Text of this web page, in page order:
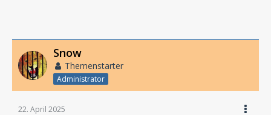
Snow
Themenstarter
Administrator
22. April 2025